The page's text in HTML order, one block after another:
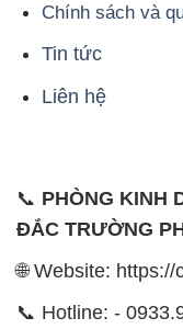
Chính sách và
Tin tức
Liên hệ
📞 PHÒNG KINH
ĐẮC TRƯỜNG
🌐 Website:
📞 Hotline: -